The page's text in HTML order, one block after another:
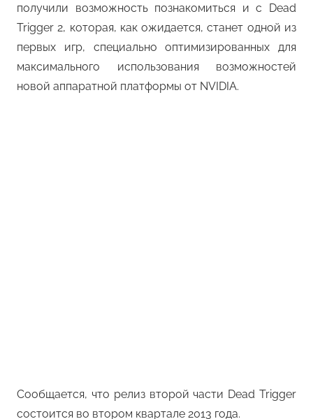
получили возможность познакомиться и с Dead
Trigger 2, которая, как ожидается, станет одной из
первых игр, специально оптимизированных для
максимального использования возможностей
новой аппаратной платформы от NVIDIA.
Сообщается, что релиз второй части Dead Trigger
состоится во втором квартале 2013 года.